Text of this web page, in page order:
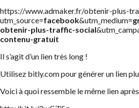
https://www.admaker.fr/obtenir-plus-
utm_source=facebook&utm_medium=
obtenir-plus-traffic-social
contenu-gratuit
Il s’agit d’un lien très long !
Utilisez bitly.com pour générer un lien
Voici à quoi ressemble le même lien